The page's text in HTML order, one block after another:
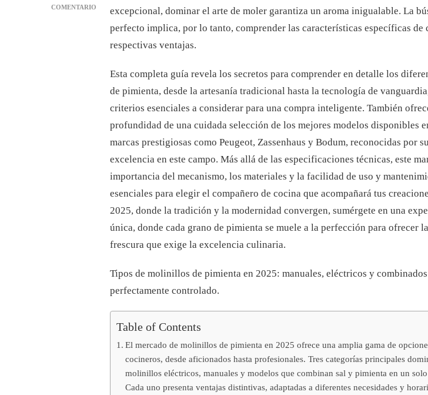
COMENTARIO
MOLINILLO
excepcional, dominar el arte de moler garantiza un aroma inigualable. La
perfecto implica, por lo tanto, comprender las características específicas de
respectivas ventajas.
Esta completa guía revela los secretos para comprender en detalle los
de pimienta, desde la artesanía tradicional hasta la tecnología de
criterios esenciales a considerar para una compra inteligente. También
profundidad de una cuidada selección de los mejores modelos disponibles
marcas prestigiosas como Peugeot, Zassenhaus y Bodum, reconocidas por
excelencia en este campo. Más allá de las especificaciones técnicas, este
importancia del mecanismo, los materiales y la facilidad de uso y
esenciales para elegir el compañero de cocina que acompañará tus
2025, donde la tradición y la modernidad convergen, sumérgete en una
única, donde cada grano de pimienta se muele a la perfección para ofrecer
frescura que exige la excelencia culinaria.
Tipos de molinillos de pimienta en 2025: manuales, eléctricos y
perfectamente controlado.
Table of Contents
El mercado de molinillos de pimienta en 2025 ofrece una amplia gama de
cocineros, desde aficionados hasta profesionales. Tres categorías principales
molinillos eléctricos, manuales y modelos que combinan sal y pimienta en un
Cada uno presenta ventajas distintivas, adaptadas a diferentes necesidades y